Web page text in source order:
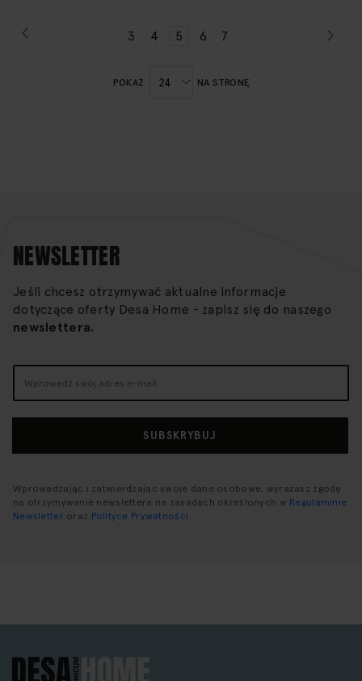
Strona
Strona
3 Strona
4
Aktualnie
5 Strona
6 Strona
7
POKAŻ NA STRONĘ
NEWSLETTER
Jeśli chcesz otrzymywać aktualne informacje
dotyczące oferty Desa Home - zapisz się do naszego
newslettera.
nasz
SUBSKRYBUJ
Wprowadzając i zatwierdzając swoje dane osobowe, wyrażasz zgodę
na otrzymywanie newslettera na zasadach określonych w Regulaminie
Newsletter oraz Polityce Prywatności.